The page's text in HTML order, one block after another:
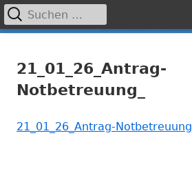
zum
Primäres
Suchen
nach:
21_01_26_Antrag-
Notbetreuung_
21_01_26_Antrag-Notbetreuung_